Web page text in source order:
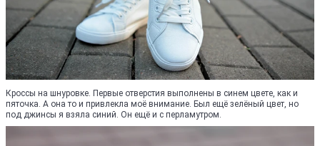
Кроссы на шнуровке. Первые отверстия выполнены в синем цвете, как и
пяточка. А она то и привлекла моё внимание. Был ещё зелёный цвет, но
под джинсы я взяла синий. Он ещё и с перламутром.